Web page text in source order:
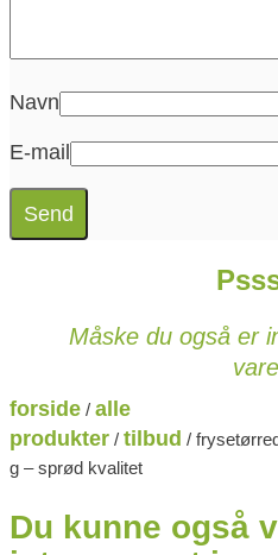
Navn
E-mail
Måske du også er
forside / alle
produkter / tilbud /
g – sprød kvalitet
Du kunne også